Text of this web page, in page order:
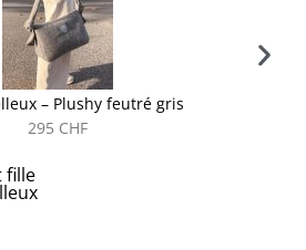
– Plushy feutré gris
295 CHF
fille